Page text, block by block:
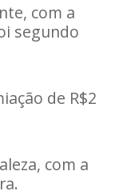
com a
segundo
de R$2
com a